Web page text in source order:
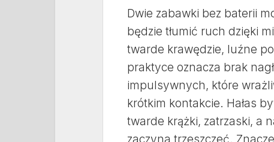
Dwie zabawki bez baterii
będzie tłumić ruch dzięki
twarde krawędzie, luźne
praktyce oznacza brak
impulsywnych, które
krótkim kontakcie. Hałas
twarde krążki, zatrzaski, a